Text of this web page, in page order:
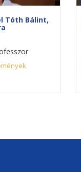
Tóth Bálint,